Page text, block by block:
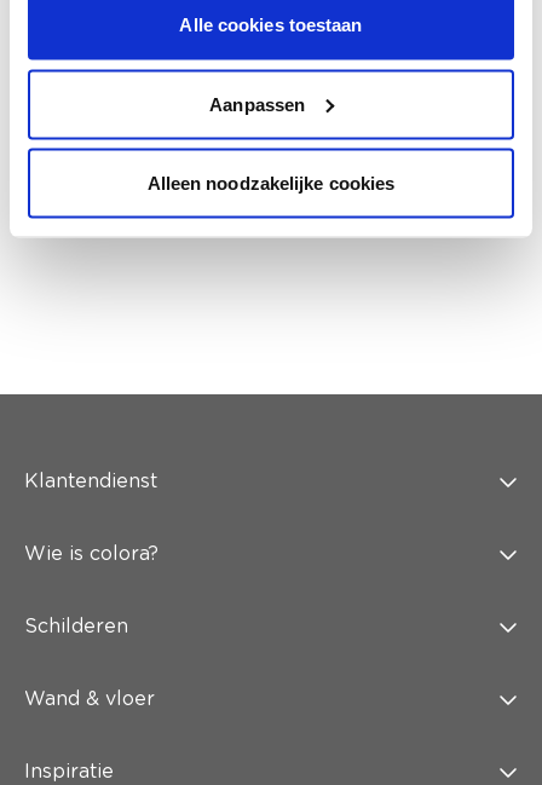
Alle cookies toestaan
Aanpassen
Alleen noodzakelijke cookies
Krijg kleuradvies op basis van de lichtinval
en je meubels.
Krijg ineens een technologische check-up
Klantendienst
Wie is colora?
Schilderen
Wand & vloer
Inspiratie